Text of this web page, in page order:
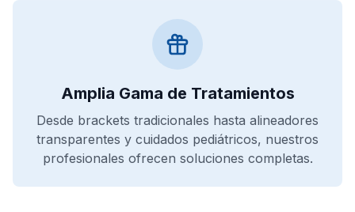
Amplia Gama de Tratamientos
Desde brackets tradicionales hasta alineadores
transparentes y cuidados pediátricos, nuestros
profesionales ofrecen soluciones completas.